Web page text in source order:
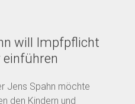
will Impfpflicht
Jens Spahn möchte
den Kindern und